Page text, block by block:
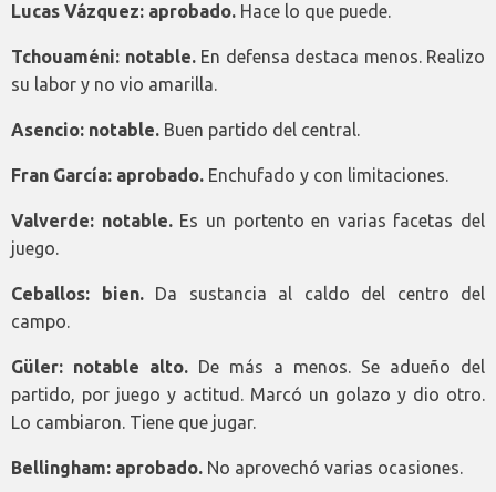
Lucas Vázquez: aprobado. Hace lo que puede.
Tchouaméni: notable. En defensa destaca menos. Realizo
su labor y no vio amarilla.
Asencio: notable. Buen partido del central.
Fran García: aprobado. Enchufado y con limitaciones.
Valverde: notable. Es un portento en varias facetas del
juego.
Ceballos: bien. Da sustancia al caldo del centro del
campo.
Güler: notable alto. De más a menos. Se adueño del
partido, por juego y actitud. Marcó un golazo y dio otro.
Lo cambiaron. Tiene que jugar.
Bellingham: aprobado. No aprovechó varias ocasiones.